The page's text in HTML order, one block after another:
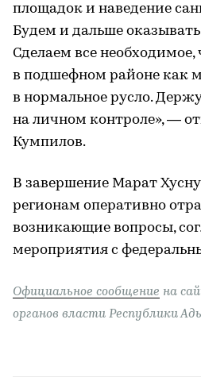
площадок и наведение
Будем и дальше оказывать
Сделаем все
в подшефном районе как
в нормальное русло.
на личном контроле», —
Кумпилов.
В завершение Марат
регионам оперативно
возникающие вопросы,
мероприятия с
Официальное сообщение на
органов власти Республики